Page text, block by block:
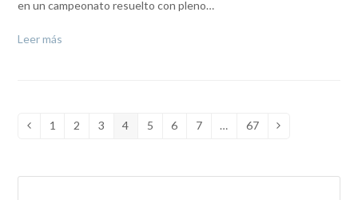
en un campeonato resuelto con pleno…
Leer más
AnteriorPage
1 Page
2 Page
3 Page
4 Page
5 Page
6 Page
7 … Page
67 Siguiente